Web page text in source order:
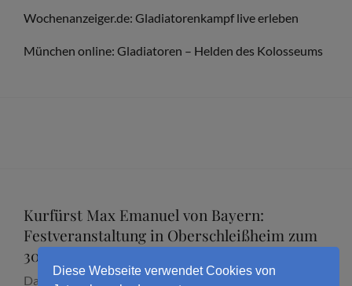
Wochenanzeiger.de: Gladiatorenkampf live erleben
München online: Gladiatoren – Helden des Kolosseums
Kurfürst Max Emanuel von Bayern:
Festveranstaltung in Oberschleißheim zum
300. Todestag mit Dr. Marcus Junkelmann
Datum:16. September 2026
Diese Webseite verwendet Cookies von